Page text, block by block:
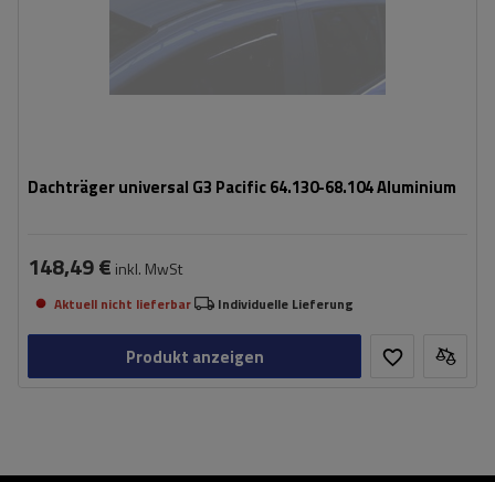
Dachträger universal G3 Pacific 64.130-68.104 Aluminium
148,49 € inkl. MwSt
Aktuell nicht lieferbar Individuelle Lieferung
Produkt anzeigen